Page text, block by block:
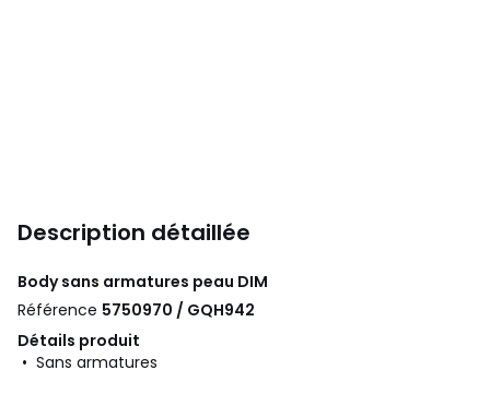
Description détaillée
Body sans armatures peau DIM
Référence 5750970 / GQH942
Détails produit
• Sans armatures